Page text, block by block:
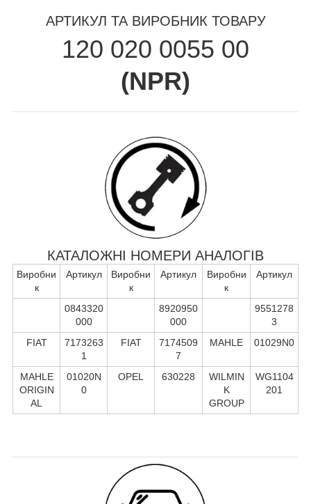
АРТИКУЛ ТА ВИРОБНИК ТОВАРУ
120 020 0055 00
(NPR)
КАТАЛОЖНІ НОМЕРИ АНАЛОГІВ
Виробни
к
Артикул
Виробни
к
Артикул
Виробни
к
Артикул
0843320
000
8920950
000
9551278
3
FIAT
7173263
1
FIAT
7174509
7
MAHLE 01029N0
MAHLE
ORIGIN
AL
01020N
0
OPEL 630228
WILMIN
K
GROUP
WG1104
201